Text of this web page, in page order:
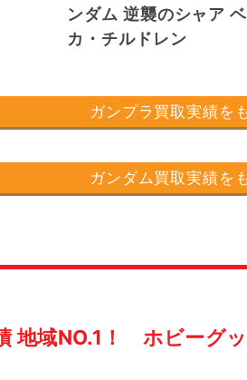
ンダム 逆襲のシャア
カ・チルドレン
ガンプラ買取実績を
ガンダム買取実績を
地域NO.1！ ホビーグ